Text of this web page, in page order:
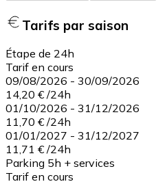
Tarifs par saison
Étape de 24h
Tarif en cours
09/08/2026 - 30/09/2026
14,20 € /24h
01/10/2026 - 31/12/2026
11,70 € /24h
01/01/2027 - 31/12/2027
11,71 € /24h
Parking 5h + services
Tarif en cours